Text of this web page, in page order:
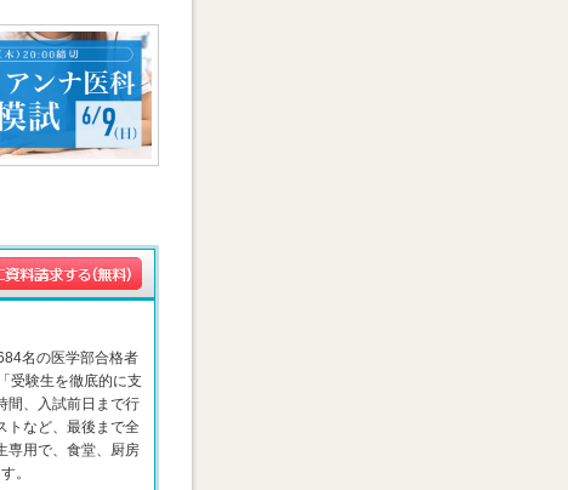
名の医学部合格者
受験生を徹底的に支
間、入試前日まで行
トなど、最後まで全
専用で、食堂、厨房
。